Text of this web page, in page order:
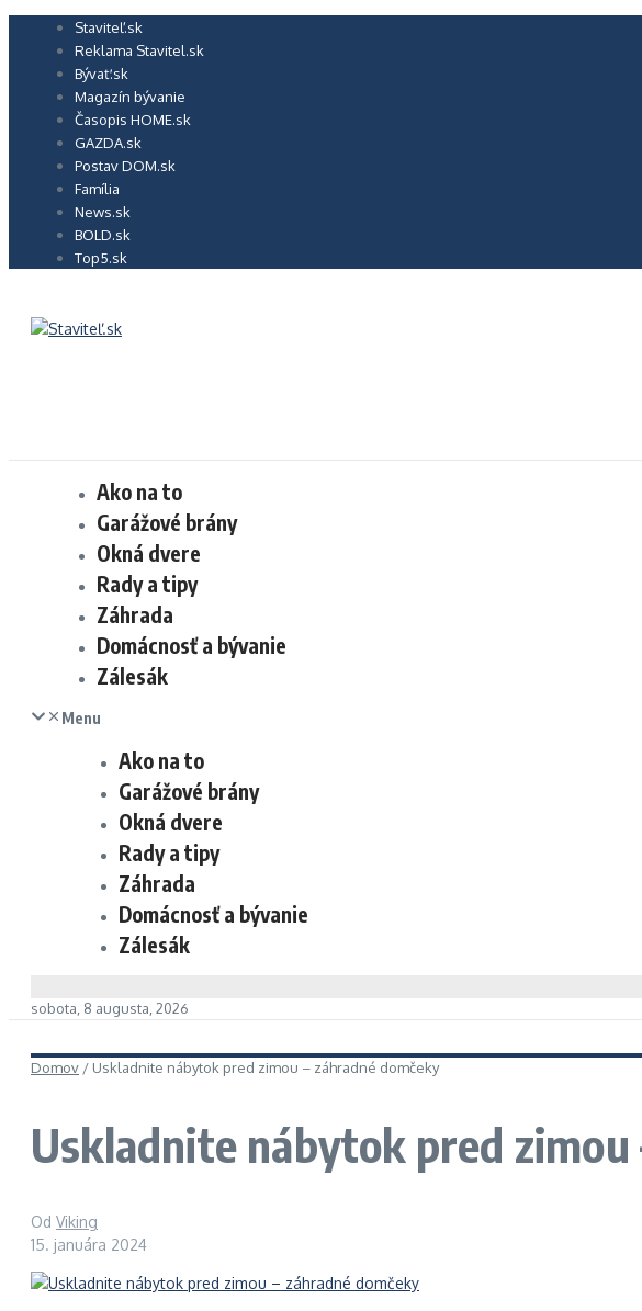
Preskočiť
Staviteľ.sk
Reklama Stavitel.sk
Bývať.sk
Magazín bývanie
Časopis HOME.sk
GAZDA.sk
Postav DOM.sk
Família
News.sk
BOLD.sk
Top5.sk
Ako na to
Garážové brány
Okná dvere
Rady a tipy
Záhrada
Domácnosť a bývanie
Zálesák
Menu
Ako na to
Garážové brány
Okná dvere
Rady a tipy
Záhrada
Domácnosť a bývanie
Zálesák
sobota, 8 augusta, 2026
Domov / Uskladnite nábytok pred zimou – záhradné domčeky
Uskladnite nábytok pred zimou
Od Viking
15. januára 2024